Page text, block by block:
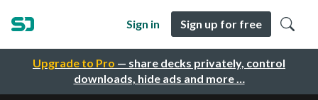
Upgrade to Pro — share decks privately, control
downloads, hide ads and more …
Sign in Sign up for free